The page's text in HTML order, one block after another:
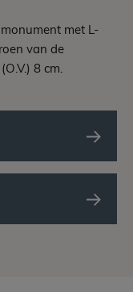
met L-
van de
8 cm.